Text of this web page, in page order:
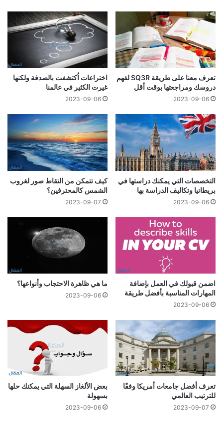
تعرف معنا على طريقة SQ3R لفهم
دروسك ومراجعتها بوقت أقل
2023-09-06
اختراعات اُكتشفت بالصدفة ولكنها
غيرت الكثير في عالمنا
2023-09-06
التخصصات التي يمكنك دراستها في
بريطانيا وتكاليف الدراسة بها
2023-09-06
كيف تتمكن من التقاط صور لغروب
الشمس كالمحترفين؟
2023-09-07
اضمن قبولك في العمل بإضافة
المهارات المناسبة بأفضل طريقة
2023-09-06
ما هي ظاهرة الاحتجاب وأنواعها؟
2023-09-06
تعرف أفضل جامعات أمريكا وفقًا
للترتيب العالمي
2023-09-07
بعض الألغاز السهلة التي يمكنك حلها
بسهولة
2023-09-06